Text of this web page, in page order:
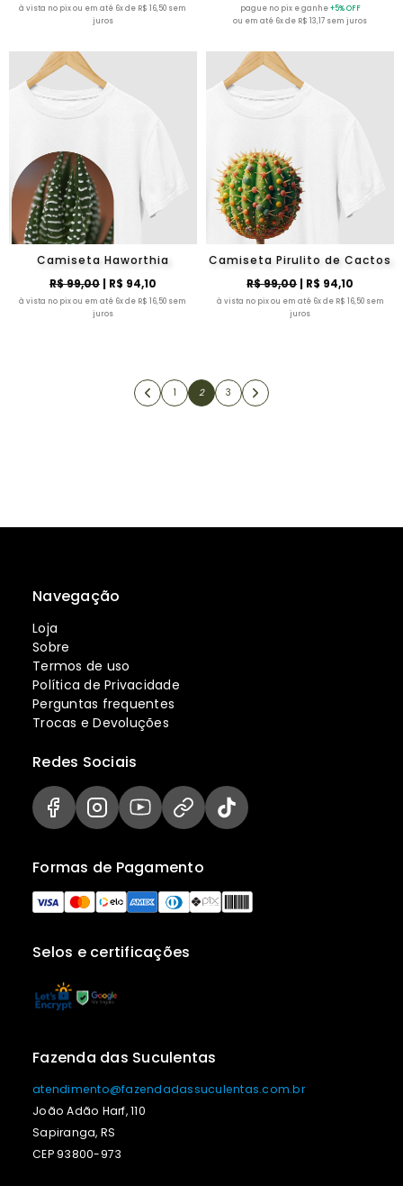
à vista no pix ou em até 6x de R$ 16,50 sem
juros
pague no pix e ganhe+5% OFF
ou em até 6x de R$ 13,17 sem juros
Camiseta Haworthia
R$ 99,00| R$ 94,10
à vista no pix ou em até 6x de R$ 16,50 sem
juros
Camiseta Pirulito de Cactos
R$ 99,00| R$ 94,10
à vista no pix ou em até 6x de R$ 16,50 sem
juros
1 2 3
Navegação
Loja
Sobre
Termos de uso
Política de Privacidade
Perguntas frequentes
Trocas e Devoluções
Selos e certificações
Formas de Pagamento
Redes Sociais
Fazenda das Suculentas
atendimento@fazendadassuculentas.com.br
João Adão Harf, 110
Sapiranga, RS
CEP 93800-973